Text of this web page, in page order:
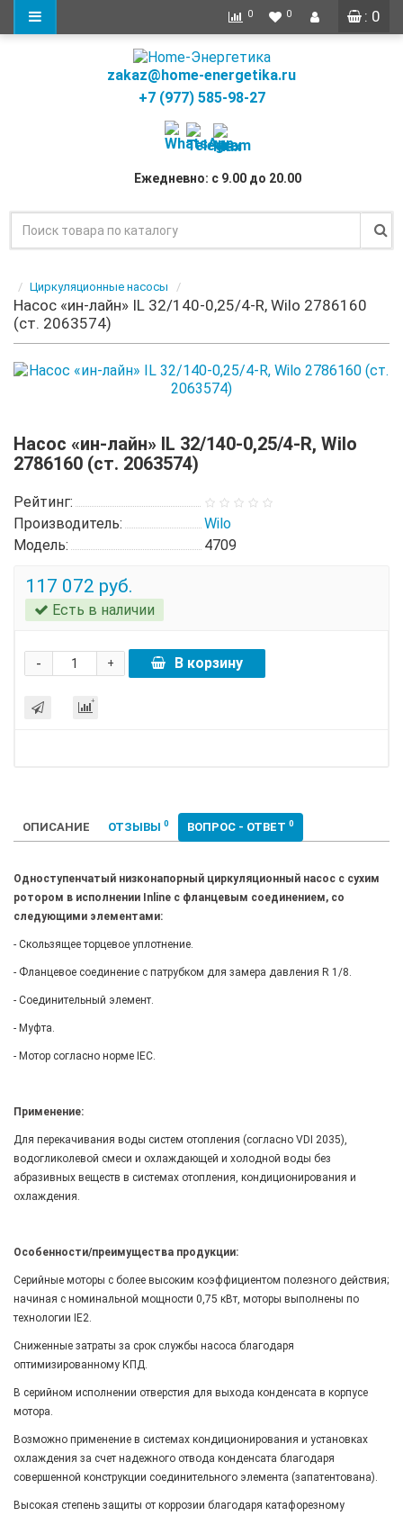
: 0
0 0
zakaz@home-energetika.ru
+7 (977) 585-98-27
Ежедневно: с 9.00 до 20.00
Циркуляционные насосы
Насос «ин-лайн» IL 32/140-0,25/4-R, Wilo 2786160
(ст. 2063574)
Насос «ин-лайн» IL 32/140-0,25/4-R, Wilo
2786160 (ст. 2063574)
Рейтинг:
Производитель:
Wilo
Модель:
4709
117 072 руб.
Есть в наличии
+
- В корзину
ОПИСАНИЕ ОТЗЫВЫ 0 ВОПРОС - ОТВЕТ 0
Одноступенчатый низконапорный циркуляционный насос с сухим
ротором в исполнении Inline с фланцевым соединением, со
следующими элементами:
- Скользящее торцевое уплотнение.
- Фланцевое соединение с патрубком для замера давления R 1/8.
- Соединительный элемент.
- Муфта.
- Мотор согласно норме IEC.
Применение:
Для перекачивания воды систем отопления (согласно VDI 2035),
водогликолевой смеси и охлаждающей и холодной воды без
абразивных веществ в системах отопления, кондиционирования и
охлаждения.
Особенности/преимущества продукции:
Серийные моторы с более высоким коэффициентом полезного действия;
начиная с номинальной мощности 0,75 кВт, моторы выполнены по
технологии IE2.
Сниженные затраты за срок службы насоса благодаря
оптимизированному КПД.
В серийном исполнении отверстия для выхода конденсата в корпусе
мотора.
Возможно применение в системах кондиционирования и установках
охлаждения за счет надежного отвода конденсата благодаря
совершенной конструкции соединительного элемента (запатентована).
Высокая степень защиты от коррозии благодаря катафорезному